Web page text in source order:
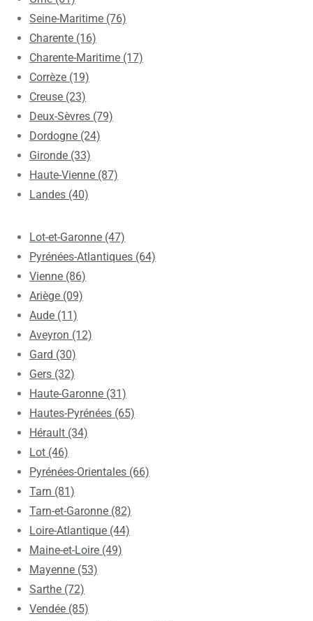
Seine-Maritime (76)
Charente (16)
Charente-Maritime (17)
Corrèze (19)
Creuse (23)
Deux-Sèvres (79)
Dordogne (24)
Gironde (33)
Haute-Vienne (87)
Landes (40)
Lot-et-Garonne (47)
Pyrénées-Atlantiques (64)
Vienne (86)
Ariège (09)
Aude (11)
Aveyron (12)
Gard (30)
Gers (32)
Haute-Garonne (31)
Hautes-Pyrénées (65)
Hérault (34)
Lot (46)
Pyrénées-Orientales (66)
Tarn (81)
Tarn-et-Garonne (82)
Loire-Atlantique (44)
Maine-et-Loire (49)
Mayenne (53)
Sarthe (72)
Vendée (85)